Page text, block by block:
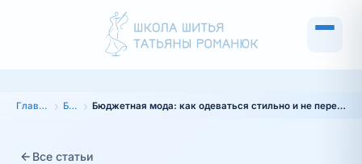
Главная Блог Бюджетная мода: как одеваться стильно и не переплачивать
Все статьи